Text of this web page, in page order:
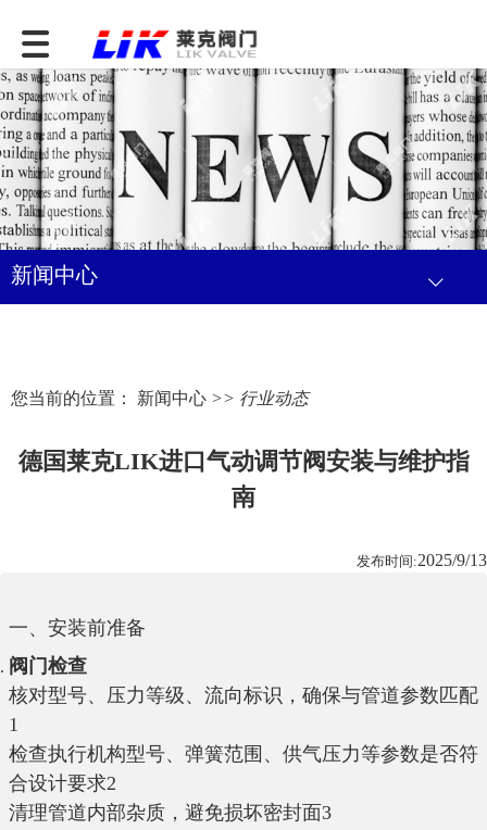
新闻中心
您当前的位置： 新闻中心 >> 行业动态
德国莱克LIK进口气动调节阀安装与维护指
南
发布时间:2025/9/13
一、安装前准备
阀门检查
核对型号、压力等级、流向标识，确保与管道参数匹配‌
1
检查执行机构型号、弹簧范围、供气压力等参数是否符
合设计要求‌2
清理管道内部杂质，避免损坏密封面‌3